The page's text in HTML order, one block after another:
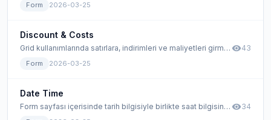
Form 2026-03-25
Discount & Costs
Grid kullanımlarında satırlara, indirimleri ve maliyetleri girmek için ekranı açan araçtır.
Form 2026-03-25
visibility43
Date Time
Form sayfası içerisinde tarih bilgisiyle birlikte saat bilgisinin de tutulması gerektiği durumlarda kullanılır. visibility34